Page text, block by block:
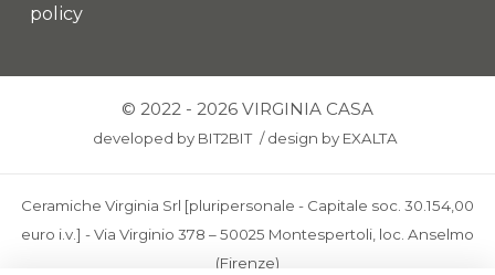
policy
© 2022 - 2026 VIRGINIA CASA
developed by BIT2BIT /design by EXALTA
Ceramiche Virginia Srl [pluripersonale - Capitale soc. 30.154,00
euro i.v.] - Via Virginio 378 – 50025 Montespertoli, loc. Anselmo
(Firenze)